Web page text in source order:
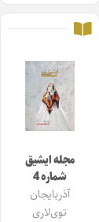
مجله ایشیق
شماره 4
آذربایجان
توی‌لاری